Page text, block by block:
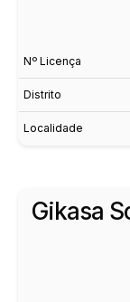
Nº Licença
Distrito
Localidade
Gikasa